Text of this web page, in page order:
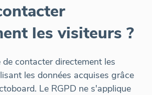
les visiteurs ?
de contacter directement les
les données acquises grâce
Le RGPD ne s'applique